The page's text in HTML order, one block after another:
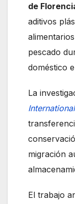
de
aditivos
pescado
doméstico
La
International
migración
El trabajo